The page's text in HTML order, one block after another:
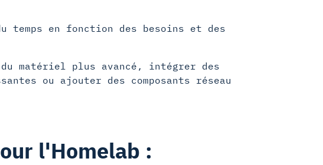
temps en fonction des besoins et des
matériel plus avancé, intégrer des
ou ajouter des composants réseau
l'Homelab :